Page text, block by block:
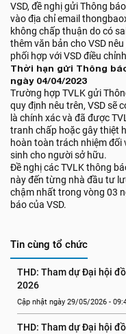
VSD, đề nghị gửi Thông
vào địa chỉ email
không chấp thuận do có
thêm văn bản cho VSD
phối hợp với VSD điều
Thời hạn gửi Thông
ngày 04/04/2023
Trường hợp TVLK gửi
quy định nêu trên, VSD sẽ
là chính xác và đã được
tranh chấp hoặc gây thiệt
hoàn toàn trách nhiệm
sinh cho người sở hữu.
Đề nghị các TVLK thông
này đến từng nhà đầu tư
chậm nhất trong vòng 03
báo của VSD.
Tin cùng tổ chức
THD: Tham dự Đại hội
2026
Cập nhật ngày 29/05/2026 -
THD: Tham dự Đại hội